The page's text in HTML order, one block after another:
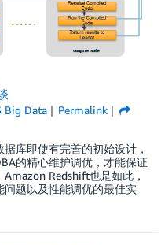
Big Data
Permalink
库即使有完善的初始设计，
的精心维护调优，才能保证
Redshift也是如此，
题以及性能调优的最佳实